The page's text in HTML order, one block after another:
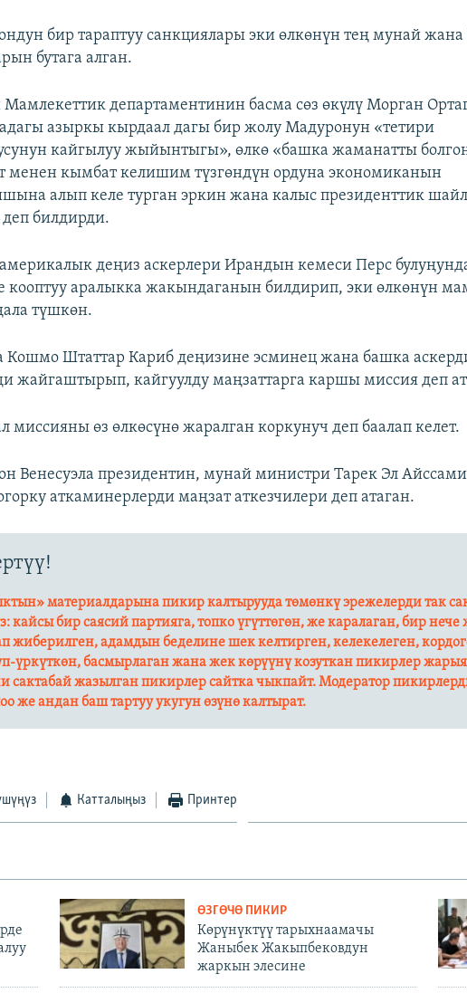
бир тараптуу санкциялары эки өлкөнүн тең мунай
бутага алган.
департаментинин басма сөз өкүлү Морган
азыркы кырдаал дагы бир жолу Мадуронун «тетири
кайгылуу жыйынтыгы», өлкө «башка жаманатты
менен кымбат келишим түзгөндүн ордуна экономиканын
алып келе турган эркин жана калыс президенттик
билдирди.
деңиз аскерлери Ирандын кемеси Перс
кооптуу аралыкка жакындаганын билдирип, эки өлкөнүн
түшкөн.
Штаттар Кариб деңизине эсминец жана башка
жайгаштырып, кайгуулду маңзаттарга каршы миссия деп
миссияны өз өлкөсүнө жаралган коркунуч деп баалап келет.
Венесуэла президентин, мунай министри Тарек Эл
аткаминерлерди маңзат аткезчилери деп атаган.
материалдарына пикир калтырууда төмөнкү эрежелерди так
кайсы бир саясий партияга, топко үгүттөгөн, же каралаган, бир нече
жиберилген, адамдын беделине шек келтирген, келекелеген,
үркүткөн, басмырлаган жана жек көрүүнү козуткан пикирлер
сактабай жазылган пикирлер сайтка чыкпайт. Модератор
же андан баш тартуу укугун өзүнө калтырат.​
Катталыңыз Принтер
ӨЗГӨЧӨ ПИКИР
Көрүнүктүү тарыхнаамачы
Жаныбек Жакыпбековдун
жаркын элесине